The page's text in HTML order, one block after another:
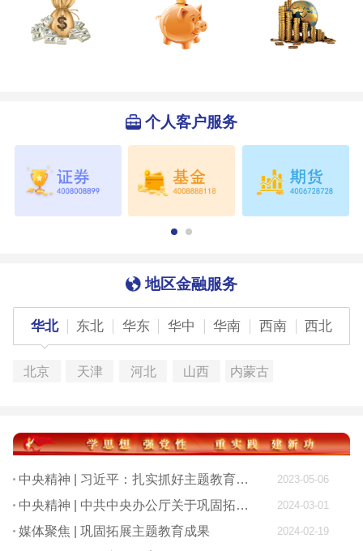
个人客户服务
地区金融服务
华北 东北 华东 华中 华南 西南 西北
北京 天津 河北 山西 内蒙古
中央精神 | 习近平：扎实抓好主题教育 为奋进新征程凝心聚力 2023-05-06
中央精神 | 中共中央办公厅关于巩固拓展学习贯彻习近平新时代中国特色社会主义思想主题教育成果的意见 2024-03-01
媒体聚焦 | 巩固拓展主题教育成果 2024-02-19